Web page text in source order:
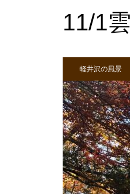
11/1
軽井沢の風景